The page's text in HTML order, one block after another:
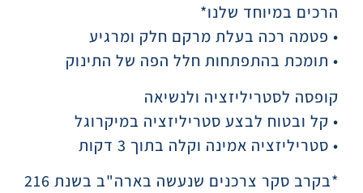
הרכים במיוחד שלנו*
• פטמה רכה בעלת מרקם חלק ומרגיע
• תומכת בהתפתחות חלל הפה של התינוק
קופסה לסטריליזציה ולנשיאה
• קל ובטוח לבצע סטריליזציה במיקרוגל
• סטריליזציה אמינה וקלה בתוך 3 דקות
*בקרב סקר צרכנים שנעשה בארה"ב בשנת 216